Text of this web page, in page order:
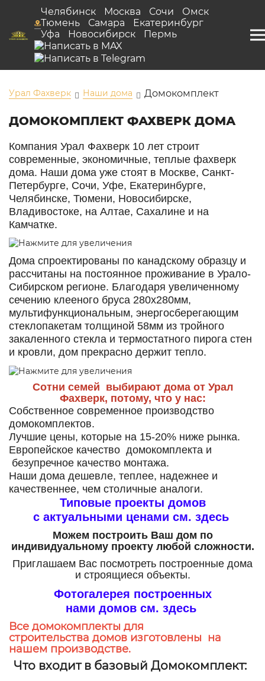
Челябинск Москва Сочи
Омск
Тюмень
Самара
Екатеринбург
Уфа
Новосибирск Пермь
Урал Фахверк Наши дома Домокомплект
ДОМОКОМПЛЕКТ ФАХВЕРК ДОМА
Компания Урал Фахверк 10 лет строит
современные, экономичные, теплые фахверк
дома. Наши дома уже стоят в Москве, Санкт-
Петербурге, Сочи, Уфе, Екатеринбурге,
Челябинске, Тюмени, Новосибирске,
Владивостоке, на Алтае, Сахалине и на
Камчатке.
Дома спроектированы по канадскому образцу и
рассчитаны на постоянное проживание в Урало-
Сибирском регионе. Благодаря увеличенному
сечению клееного бруса 280х280мм,
мультифункциональным, энергосберегающим
стеклопакетам толщиной 58мм из тройного
закаленного стекла и термостатного пирога стен
и кровли, дом прекрасно держит тепло.
Сотни семей выбирают дома от Урал
Фахверк, потому, что у нас:
Собственное современное производство
домокомплектов.
Лучшие цены, которые на 15-20% ниже рынка.
Европейское качество домокомплекта и
безупречное качество монтажа.
Наши дома дешевле, теплее, надежнее и
качественнее, чем столичные аналоги.
Типовые проекты домов
с актуальными ценами см. здесь
Можем построить Ваш дом по
индивидуальному проекту любой сложности.
Приглашаем Вас посмотреть построенные дома
и строящиеся объекты.
Фотогалерея построенных
нами домов см. здесь
Все домокомплекты для
строительства домов изготовлены на
нашем производстве.
Что входит в базовый Домокомплект: